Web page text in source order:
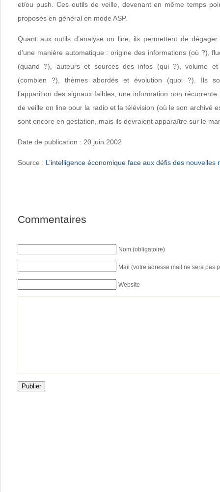
et/ou push. Ces outils de veille, devenant en même temps
proposés en général en mode ASP.
Quant aux outils d’analyse on line, ils permettent de
d’une manière automatique : origine des informations (où ?),
(quand ?), auteurs et sources des infos (qui ?), volume et
(combien ?), thèmes abordés et évolution (quoi ?). Ils
l’apparition des signaux faibles, une information non
de veille on line pour la radio et la télévision (où le son archivé
sont encore en gestation, mais ils devraient apparaître sur le
Date de publication : 20 juin 2002
Source : L’intelligence économique face aux défis des nouvelles
Commentaires
Nom (obligatoire)
Mail (votre adresse mail ne sera pas
Website